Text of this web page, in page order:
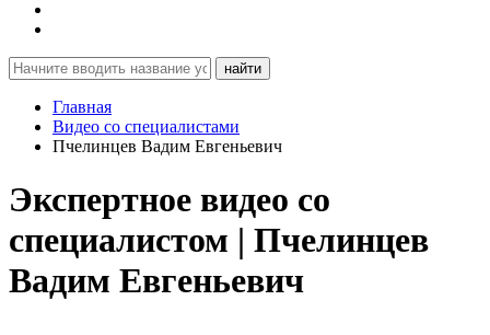
найти
Главная
Видео со специалистами
Пчелинцев Вадим Евгеньевич
Экспертное видео со
специалистом | Пчелинцев
Вадим Евгеньевич